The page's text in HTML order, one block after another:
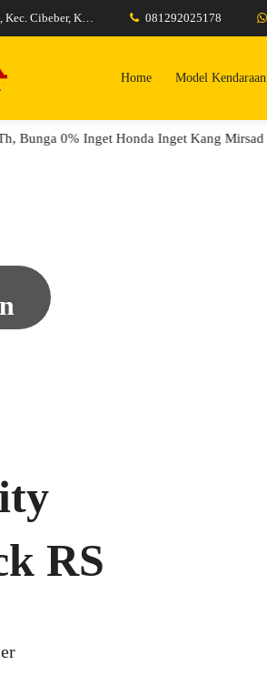
Cilegon, Banten 42424 081292025178
Home Model Kendaraan
0% Inget Honda Inget Kang Mirsad
RS